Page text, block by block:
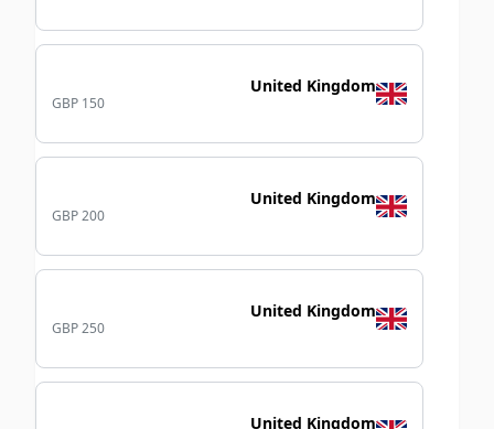
United Kingdom
GBP 150
United Kingdom
GBP 200
United Kingdom
GBP 250
United Kingdom